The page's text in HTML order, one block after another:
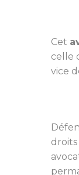
Cet
celle
vice